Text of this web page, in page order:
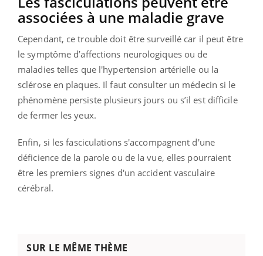
associées à une maladie grave
Cependant, ce trouble doit être surveillé car il peut être
le symptôme d’affections neurologiques ou de
maladies telles que l'hypertension artérielle ou la
sclérose en plaques. Il faut consulter un médecin si le
phénomène persiste plusieurs jours ou s’il est difficile
de fermer les yeux.
Enfin, si les fasciculations s'accompagnent d'une
déficience de la parole ou de la vue, elles pourraient
être les premiers signes d'un accident vasculaire
cérébral.
SUR LE MÊME THÈME